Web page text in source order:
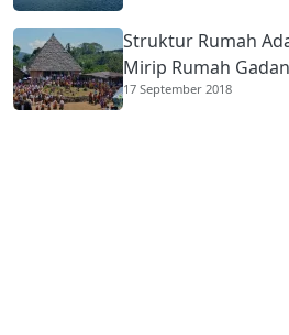
Struktur Rumah
Mirip Rumah
17 September 2018